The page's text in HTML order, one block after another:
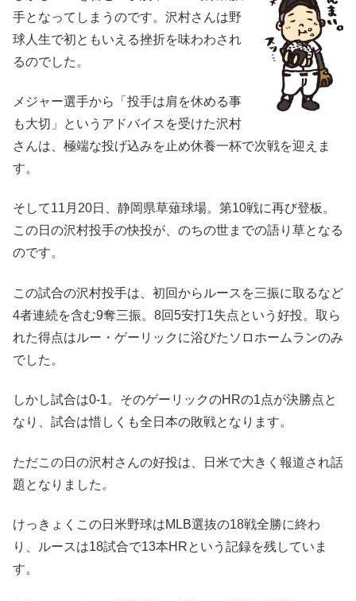
手となってしまうのです。沢村さんは野
球人生で初ともいえる挫折を味わわされ
るのでした。
メジャー選手から「投手は肩を休める事
も大切」というアドバイスを受けた沢村
さんは、極端な投げ込みを止め休養一杯で次戦を迎えま
す。
そして11月20日、静岡県草薙球場。第10戦に再び登板。
この日の沢村投手の快投が、のちの世までの語り草となる
のです。
この試合の沢村投手は、初回からルースを三振に取るなど
4者連続を含む9奪三振。8回5安打1失点という好投。取ら
れた得点はルー・ゲーリックに浴びたソロホームランのみ
でした。
しかし試合は0-1。そのゲーリックのHRの1点が決勝点と
なり、試合は惜しくも全日本の敗戦となります。
ただこの日の沢村さんの好投は、日米で大きく報道され話
題となりました。
けっきょくこの日米野球はMLB選抜の18戦全勝に終わ
り、ルースは18試合で13本HRという記録を残していま
す。